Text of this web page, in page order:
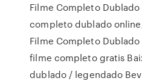
Filme Completo
completo dublado
Filme Completo
filme completo gratis
dublado / legendado